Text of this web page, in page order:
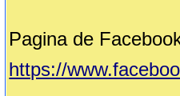
Pagina de
https://